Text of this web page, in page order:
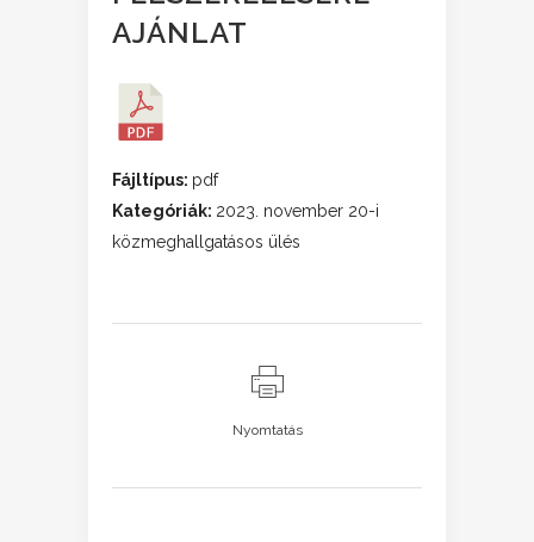
AJÁNLAT
Fájltípus: pdf
Kategóriák: 2023. november 20-i
közmeghallgatásos ülés
Nyomtatás